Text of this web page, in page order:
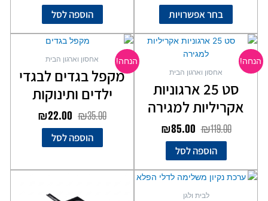
בחר אפשרויות
בעמוד
הוספה לסל
הנחה!
אחסון וארגון הבית
סט 25 ארגוניות
אקריליות למגירה
₪119.00
המחיר
המקורי
היה:
₪119.00.
₪85.00
המחיר
הנוכחי
הוא:
₪85.00.
הוספה לסל
הנחה! אחסון וארגון הבית
מקפל בגדים לבגדי
ילדים ותינוקות
₪35.00
המחיר
המקורי
₪35.00.
₪22.00
₪22.00.
הוספה לסל
לבית ולגן